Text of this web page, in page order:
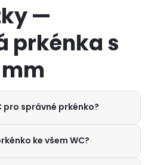
—
prkénka s
pro správné prkénko?
ke všem WC?